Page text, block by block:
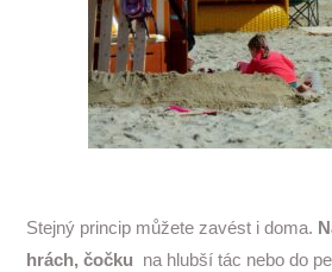
Stejný princip můžete zavést i doma.
hrách, čočku
na hlubší tác nebo do